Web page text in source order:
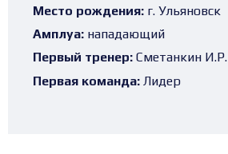
Место рождения: г. Ульяновск
Амплуа: нападающий
Первый тренер: Сметанкин И.Р.
Первая команда: Лидер